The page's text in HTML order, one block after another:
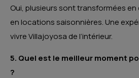
Oui, plusieurs sont transformées en
en locations saisonnières. Une
vivre Villajoyosa de l’intérieur.
5. Quel est le meilleur moment
?